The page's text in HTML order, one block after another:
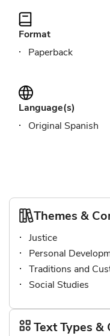
Format
Paperback
Language(s)
Original Spanish
Themes &
Justice
Personal
Traditions and
Social Studies
Text Types &